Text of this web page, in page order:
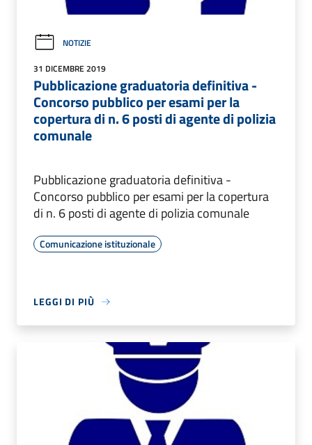
NOTIZIE
31 DICEMBRE 2019
Pubblicazione graduatoria definitiva -
Concorso pubblico per esami per la
copertura di n. 6 posti di agente di polizia
comunale
Pubblicazione graduatoria definitiva -
Concorso pubblico per esami per la copertura
di n. 6 posti di agente di polizia comunale
Comunicazione istituzionale
LEGGI DI PIÙ